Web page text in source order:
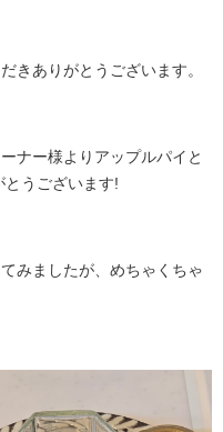
きありがとうございます。
ナー様よりアップルパイと
うございます!
みましたが、めちゃくちゃ